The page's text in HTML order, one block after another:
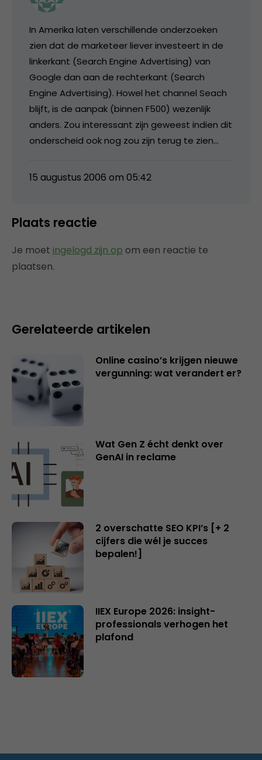
In Amerika laten verschillende onderzoeken
zien dat de marketeer liever investeert in de
linkerkant (Search Engine Advertising) van
Google dan aan de rechterkant (Search
Engine Advertising). Howel het channel Seach
blijft, is de aanpak (binnen F500) wezenlijk
anders. Zou interessant zijn geweest indien dit
onderscheid ook nog zou zijn terug te zien…
15 augustus 2006 om 05:42
Plaats reactie
Je moet ingelogd zijn op om een reactie te
plaatsen.
Gerelateerde artikelen
Online casino’s krijgen nieuwe
vergunning: wat verandert er?
Wat Gen Z écht denkt over
GenAI in reclame
2 overschatte SEO KPI’s [+ 2
cijfers die wél je succes
bepalen!]
IIEX Europe 2026: insight-
professionals verhogen het
plafond